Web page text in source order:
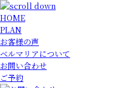
HOME
PLAN
お客様の声
ベルマリアについて
お問い合わせ
ご予約